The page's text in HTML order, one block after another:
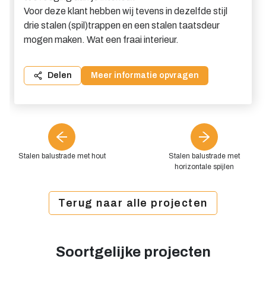
Stalen balustrade met hout
Voor deze klant hebben wij tevens in dezelfde stijl
drie stalen (spil)trappen en een stalen taatsdeur
mogen maken. Wat een fraai interieur.
Delen Meer informatie opvragen
Stalen balustrade met
horizontale spijlen
Terug naar alle projecten
Soortgelijke projecten